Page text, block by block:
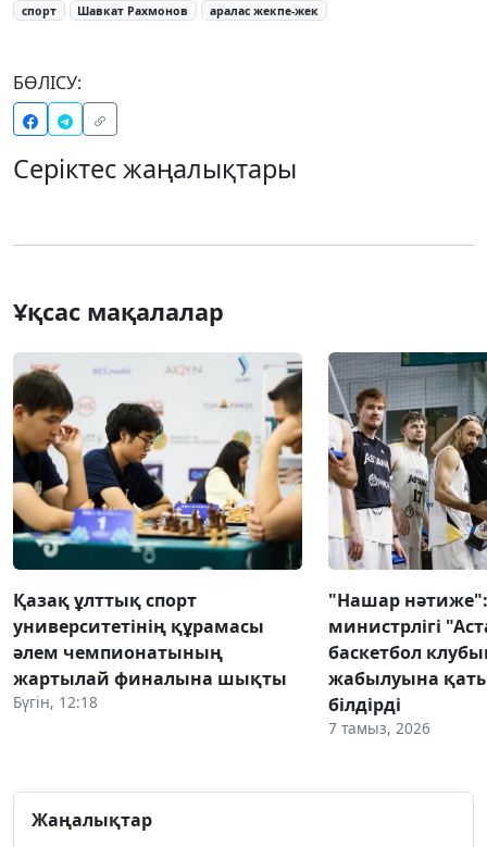
спорт Шавкат Рахмонов аралас жекпе-жек
БӨЛІСУ:
Серіктес жаңалықтары
Ұқсас мақалалар
Қазақ ұлттық спорт
университетінің құрамасы
әлем чемпионатының
жартылай финалына шықты
Бүгін, 12:18
"Нашар
министрлігі
баскетбол
жабылуына
білдірді
7 тамыз, 2026
Жаңалықтар